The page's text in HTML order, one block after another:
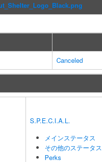
Canceled
S.P.E.C.I.A.L.
メインステータス
その他のステータス
Perks